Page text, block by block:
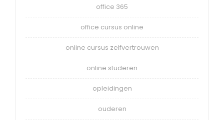
office 365
office cursus online
online cursus zelfvertrouwen
online studeren
opleidingen
ouderen